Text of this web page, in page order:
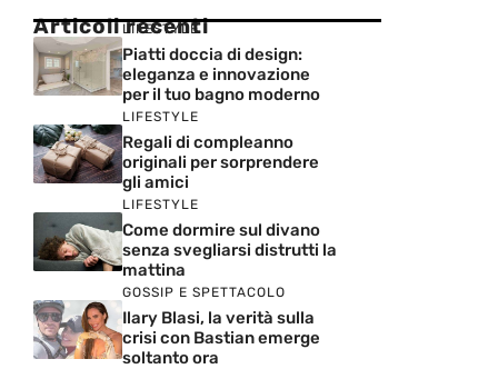
Articoli recenti
LIFESTYLE
Piatti doccia di design:
eleganza e innovazione
per il tuo bagno moderno
LIFESTYLE
Regali di compleanno
originali per sorprendere
gli amici
LIFESTYLE
Come dormire sul divano
senza svegliarsi distrutti la
mattina
GOSSIP E SPETTACOLO
Ilary Blasi, la verità sulla
crisi con Bastian emerge
soltanto ora